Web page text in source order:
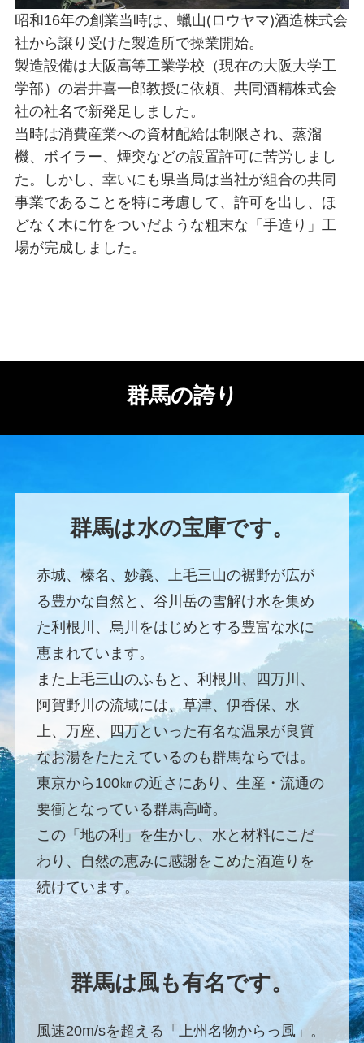
昭和16年の創業当時は、蠟山(ロウヤマ)酒造株式会
社から譲り受けた製造所で操業開始。
製造設備は大阪高等工業学校（現在の大阪大学工
学部）の岩井喜一郎教授に依頼、共同酒精株式会
社の社名で新発足しました。
当時は消費産業への資材配給は制限され、蒸溜
機、ボイラー、煙突などの設置許可に苦労しまし
た。しかし、幸いにも県当局は当社が組合の共同
事業であることを特に考慮して、許可を出し、ほ
どなく木に竹をついだような粗末な「手造り」工
場が完成しました。
群馬の誇り
群馬は水の宝庫です。
赤城、榛名、妙義、上毛三山の裾野が広が
る豊かな自然と、谷川岳の雪解け水を集め
た利根川、烏川をはじめとする豊富な水に
恵まれています。
また上毛三山のふもと、利根川、四万川、
阿賀野川の流域には、草津、伊香保、水
上、万座、四万といった有名な温泉が良質
なお湯をたたえているのも群馬ならでは。
東京から100㎞の近さにあり、生産・流通の
要衝となっている群馬高崎。
この「地の利」を生かし、水と材料にこだ
わり、自然の恵みに感謝をこめた酒造りを
続けています。
群馬は風も有名です。
風速20m/sを超える「上州名物からっ風」。